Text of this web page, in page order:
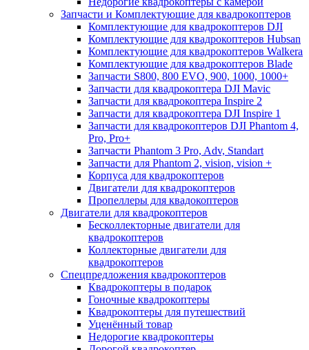
Запчасти и Комплектующие для квадрокоптеров
Комплектующие для квадрокоптеров DJI
Комплектующие для квадрокоптеров Hubsan
Комплектующие для квадрокоптеров Walkera
Комплектующие для квадрокоптеров Blade
Запчасти S800, 800 EVO, 900, 1000, 1000+
Запчасти для квадрокоптера DJI Mavic
Запчасти для квадрокоптера Inspire 2
Запчасти для квадрокоптера DJI Inspire 1
Запчасти для квадрокоптеров DJI Phantom 4,
Pro, Pro+
Запчасти Phantom 3 Pro, Adv, Standart
Запчасти для Phantom 2, vision, vision +
Корпуса для квадрокоптеров
Двигатели для квадрокоптеров
Пропеллеры для квадокоптеров
Двигатели для квадрокоптеров
Бесколлекторные двигатели для
квадрокоптеров
Коллекторные двигатели для
квадрокоптеров
Спецпредложения квадрокоптеров
Квадрокоптеры в подарок
Гоночные квадрокоптеры
Квадрокоптеры для путешествий
Уценённый товар
Недорогие квадрокоптеры